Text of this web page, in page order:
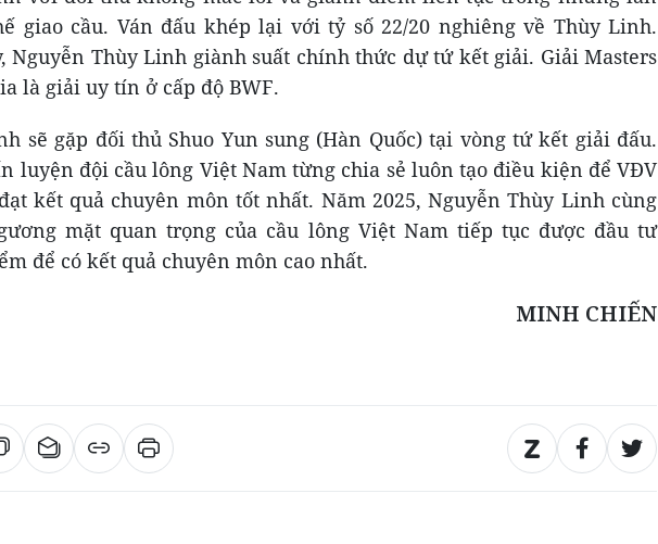
giao cầu. Ván đấu khép lại với tỷ số 22/20 nghiêng về Thùy Linh.
Nguyễn Thùy Linh giành suất chính thức dự tứ kết giải. Giải Masters
là giải uy tín ở cấp độ BWF.
sẽ gặp đối thủ Shuo Yun sung (Hàn Quốc) tại vòng tứ kết giải đấu.
luyện đội cầu lông Việt Nam từng chia sẻ luôn tạo điều kiện để VĐV
kết quả chuyên môn tốt nhất. Năm 2025, Nguyễn Thùy Linh cùng
mặt quan trọng của cầu lông Việt Nam tiếp tục được đầu tư
để có kết quả chuyên môn cao nhất.
MINH CHIẾN